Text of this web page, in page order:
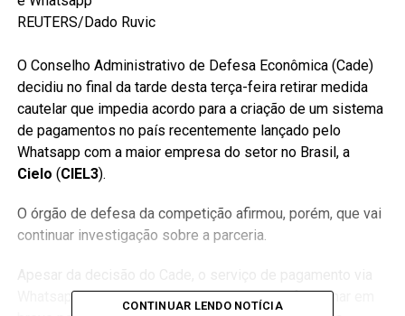
REUTERS/Dado Ruvic
O Conselho Administrativo de Defesa Econômica (Cade)
decidiu no final da tarde desta terça-feira retirar medida
cautelar que impedia acordo para a criação de um sistema
de pagamentos no país recentemente lançado pelo
Whatsapp com a maior empresa do setor no Brasil, a
Cielo (CIEL3).
O órgão de defesa da competição afirmou, porém, que vai
continuar investigação sobre a parceria.
Whatsapp provavelmente não deve voltar a funcionar em
CONTINUAR LENDO NOTÍCIA